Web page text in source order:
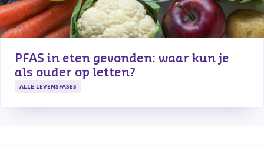
PFAS in eten gevonden: waar kun je
als ouder op letten?
ALLE LEVENSFASES